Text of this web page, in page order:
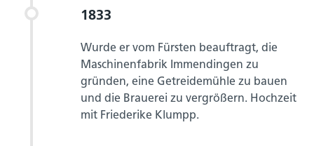
1833
Wurde er vom Fürsten beauftragt, die
Maschinenfabrik Immendingen zu
gründen, eine Getreidemühle zu bauen
und die Brauerei zu vergrößern. Hochzeit
mit Friederike Klumpp.